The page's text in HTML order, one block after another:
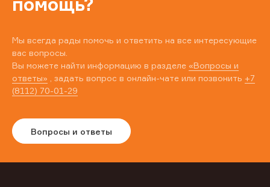
помощь?
Мы всегда рады помочь и ответить на все интересующие
вас вопросы.
Вы можете найти информацию в разделе «Вопросы и
ответы» , задать вопрос в онлайн-чате или позвонить +7
(8112) 70-01-29
Вопросы и ответы